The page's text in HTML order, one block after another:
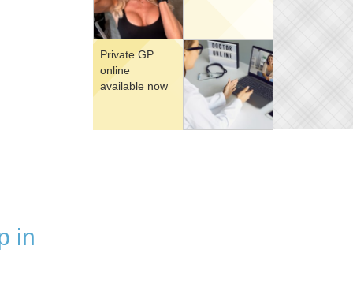
Private GP
online
available now
in